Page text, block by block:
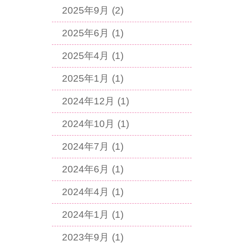
2025年9月 (2)
2025年6月 (1)
2025年4月 (1)
2025年1月 (1)
2024年12月 (1)
2024年10月 (1)
2024年7月 (1)
2024年6月 (1)
2024年4月 (1)
2024年1月 (1)
2023年9月 (1)